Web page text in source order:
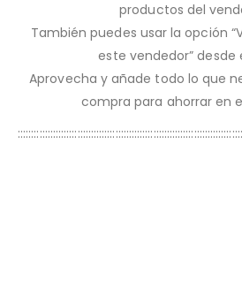
productos del
También puedes usar la opción
este vendedor” desde
Aprovecha y añade todo lo que
compra para ahorrar en